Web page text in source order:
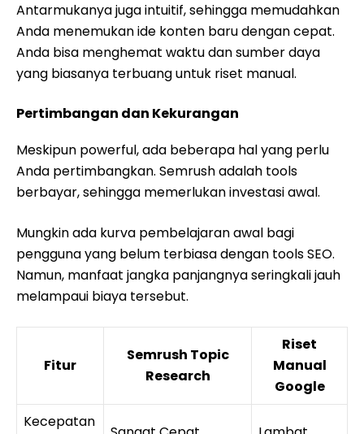
Antarmukanya juga intuitif, sehingga memudahkan
Anda menemukan ide konten baru dengan cepat.
Anda bisa menghemat waktu dan sumber daya
yang biasanya terbuang untuk riset manual.
Pertimbangan dan Kekurangan
Meskipun powerful, ada beberapa hal yang perlu
Anda pertimbangkan. Semrush adalah tools
berbayar, sehingga memerlukan investasi awal.
Mungkin ada kurva pembelajaran awal bagi
pengguna yang belum terbiasa dengan tools SEO.
Namun, manfaat jangka panjangnya seringkali jauh
melampaui biaya tersebut.
Fitur
Semrush Topic
Research
Riset
Manual
Google
Kecepatan